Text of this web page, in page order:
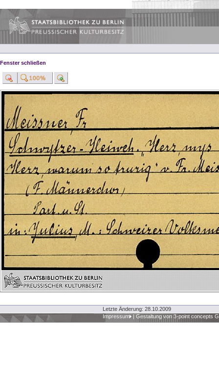
Fenster schließen
Letzte Änderung: 28.10.2009
Impressum
| Gestaltung von 3-point concepts